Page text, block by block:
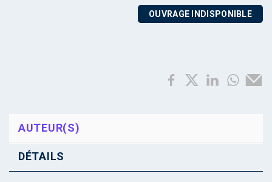
OUVRAGE INDISPONIBLE
AUTEUR(S)
DÉTAILS